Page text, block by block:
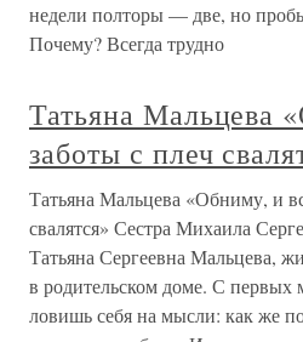
недели полторы — две, но
Почему? Всегда трудно
Татьяна Мальцева
заботы с плеч
Татьяна Мальцева «Обниму, и
свалятся» Сестра Михаила
Татьяна Сергеевна Мальцева,
в родительском доме. С первых
ловишь себя на мысли: как же